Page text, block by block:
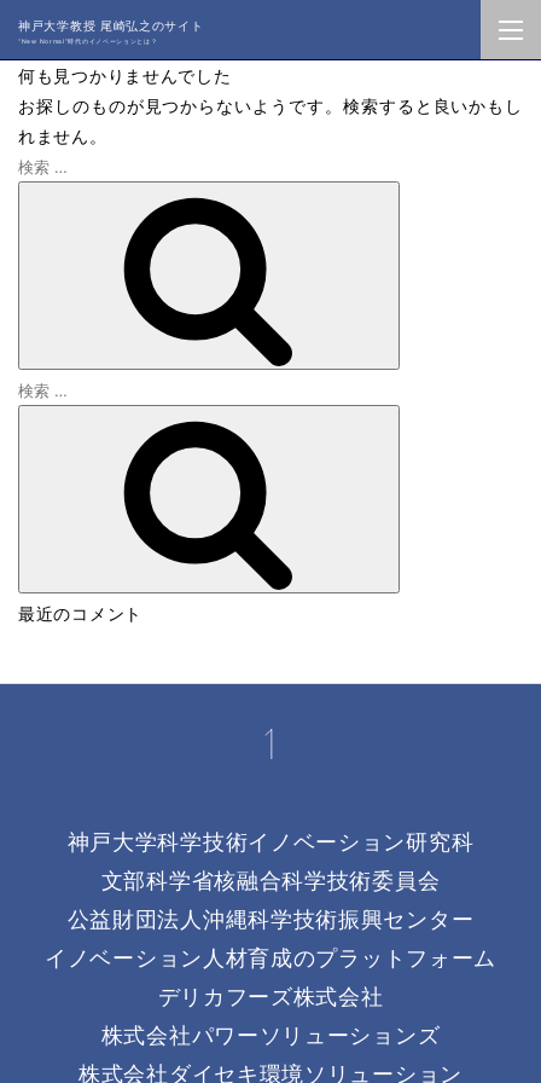
神戸大学教授 尾崎弘之のサイト
“New Normal”時代のイノベーションとは？
何も見つかりませんでした
お探しのものが見つからないようです。検索すると良いかもし
れません。
検
検
検
検
最近のコメント
神戸大学科学技術イノベーション研究科
文部科学省核融合科学技術委員会
公益財団法人沖縄科学技術振興センター
イノベーション人材育成のプラットフォーム
デリカフーズ株式会社
株式会社パワーソリューションズ
株式会社ダイセキ環境ソリューション